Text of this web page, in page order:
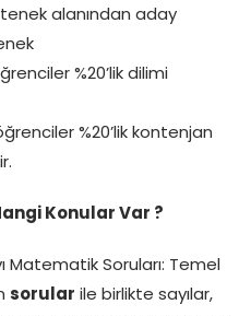
alanından aday
%20’lik dilimi
%20’lik kontenjan
Konular Var ?
Matematik Soruları: Temel
sorular ile birlikte sayılar,